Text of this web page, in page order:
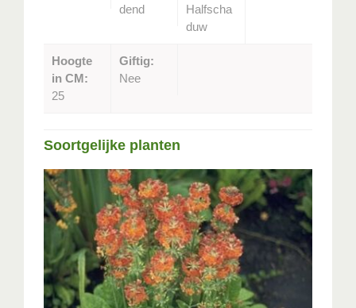
dend
Halfscha
duw
Hoogte
in CM:
25
Giftig:
Nee
Soortgelijke planten